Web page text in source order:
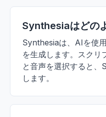
Synthesiaはどの
Synthesiaは、AIを使
を生成します。スクリ
と音声を選択すると
します。